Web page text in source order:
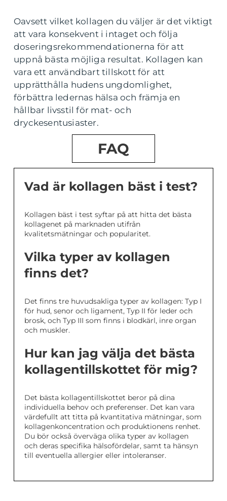
Oavsett vilket kollagen du väljer är det viktigt
att vara konsekvent i intaget och följa
doseringsrekommendationerna för att
uppnå bästa möjliga resultat. Kollagen kan
vara ett användbart tillskott för att
upprätthålla hudens ungdomlighet,
förbättra ledernas hälsa och främja en
hållbar livsstil för mat- och
dryckesentusiaster.
FAQ
Vad är kollagen bäst i test?
Kollagen bäst i test syftar på att hitta det bästa
kollagenet på marknaden utifrån
kvalitetsmätningar och popularitet.
Vilka typer av kollagen
finns det?
Det finns tre huvudsakliga typer av kollagen: Typ I
för hud, senor och ligament, Typ II för leder och
brosk, och Typ III som finns i blodkärl, inre organ
och muskler.
Hur kan jag välja det bästa
kollagentillskottet för mig?
Det bästa kollagentillskottet beror på dina
individuella behov och preferenser. Det kan vara
värdefullt att titta på kvantitativa mätningar, som
kollagenkoncentration och produktionens renhet.
Du bör också överväga olika typer av kollagen
och deras specifika hälsofördelar, samt ta hänsyn
till eventuella allergier eller intoleranser.